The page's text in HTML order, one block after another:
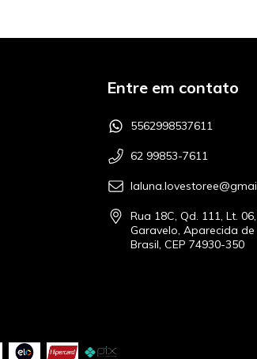
Entre em contato
5562998537611
62 99853-7611
Rua 18C, Qd. 111, Lt.
Garavelo, Aparecida de
Brasil, CEP 74930-350